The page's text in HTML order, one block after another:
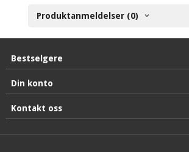
Produktanmeldelser (0)
Bestselgere
Din konto
Kontakt oss